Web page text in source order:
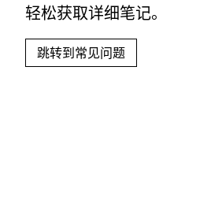
轻松获取详细笔记。
跳转到常见问题